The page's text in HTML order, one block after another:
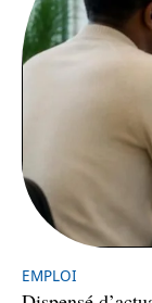
EMPLOI